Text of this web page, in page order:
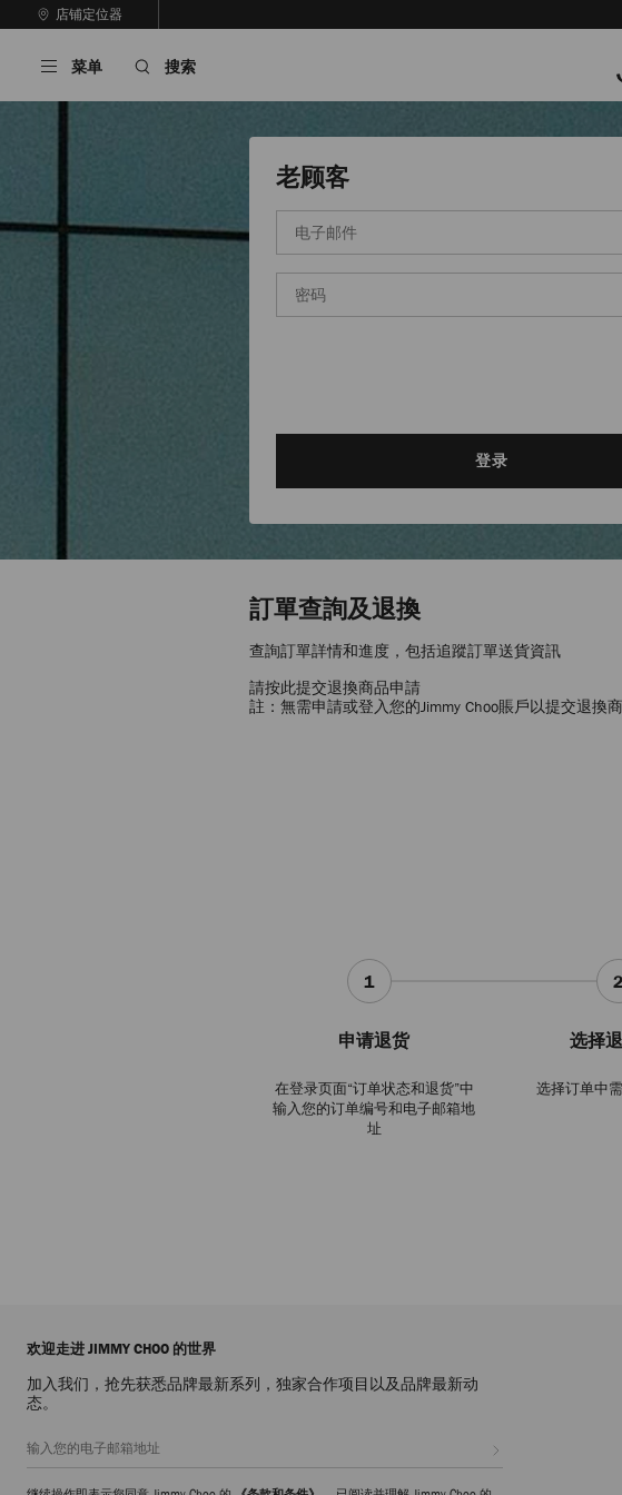
至
店铺定位器
动
菜单 搜索
老顾客
电
邮
件
址
密
*
登录
訂單查詢及退換
查詢訂單詳情和進度，包括追蹤訂單送貨資訊
請按此提交退換商品申請
註：無需申請或登入您的Jimmy Choo賬戶以提交退換
申请退货
在登录页面“订单状态和退货”中
输入您的订单编号和电子邮箱地
址
选择
选择订单中
欢迎走进 JIMMY CHOO 的世界
加入我们，抢先获悉品牌最新系列，独家合作项目以及品牌最新动
态。